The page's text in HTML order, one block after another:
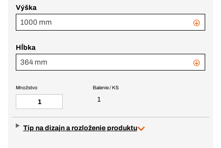
Výška
1000 mm
Hĺbka
364 mm
Balenie / KS
1
Množstvo
Tip na dizajn a rozloženie produktu